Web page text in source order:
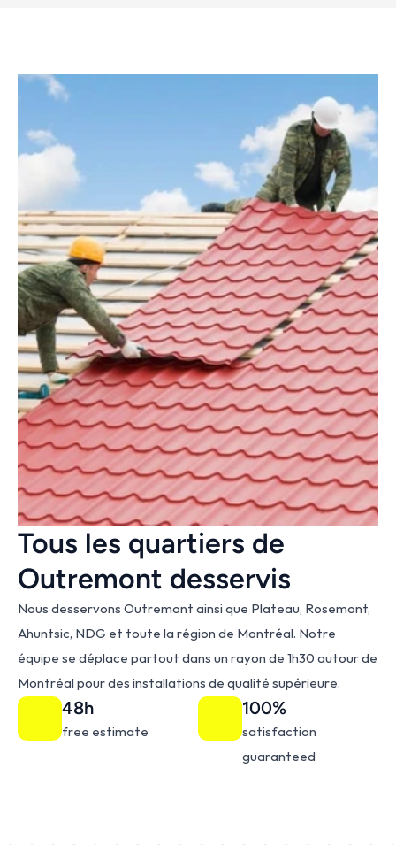
Tous les quartiers de
Outremont desservis
Nous desservons Outremont ainsi que Plateau, Rosemont,
Ahuntsic, NDG et toute la région de Montréal. Notre
équipe se déplace partout dans un rayon de 1h30 autour de
Montréal pour des installations de qualité supérieure.
48h
free estimate
100%
satisfaction
guaranteed